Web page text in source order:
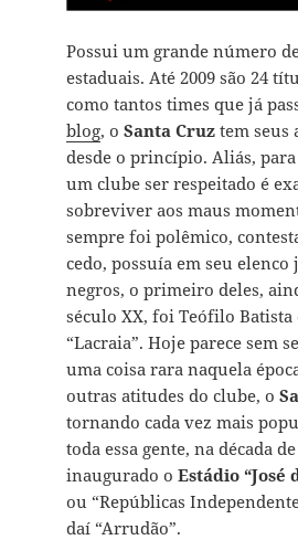
Possui um grande número
estaduais. Até 2009 são 24
como tantos times que já
blog, o Santa Cruz tem seus
desde o princípio. Aliás,
um clube ser respeitado é
sobreviver aos maus
sempre foi polêmico,
cedo, possuía em seu elenco
negros, o primeiro deles,
século XX, foi Teófilo Batista
“Lacraia”. Hoje parece sem
uma coisa rara naquela
outras atitudes do clube, o
tornando cada vez mais
toda essa gente, na década
inaugurado o Estádio “José
ou “Repúblicas
daí “Arrudão”.